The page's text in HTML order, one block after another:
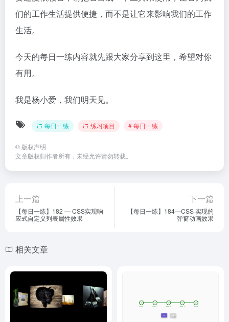
们的工作生活提供便捷，而不是让它来影响我们的工作
生活。
今天的每日一练内容就先跟大家分享到这里，希望对你
有用。
我是杨小爱，我们明天见。
每日一练 练习项目 # 每日一练
© 版权声明
文章版权归作者所有，未经允许请勿转载。
上一篇
【每日一练】182 — CSS实现响
应式自定义列表属性效果
下一篇
【每日一练】184—CSS 实现的
弹窗动画效果
相关文章